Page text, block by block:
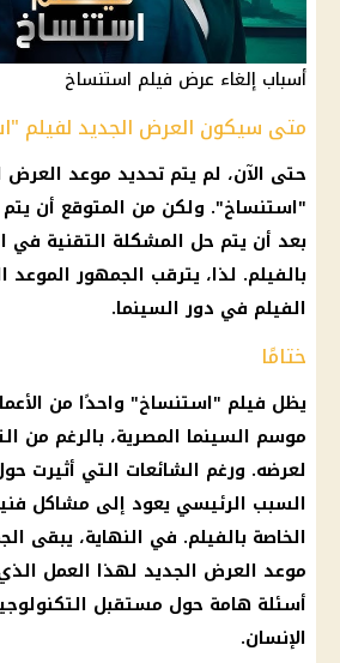
أسباب إلغاء عرض فيلم استنساخ
متى سيكون العرض الجديد لفيلم
حتى الآن، لم يتم تحديد موعد العرض
"استنساخ". ولكن من المتوقع أن يتم
بعد أن يتم حل المشكلة التقنية في
بالفيلم. لذا، يترقب الجمهور الموعد
الفيلم في دور السينما.
ختامًا
يظل فيلم "استنساخ" واحدًا من
موسم السينما المصرية، بالرغم من
لعرضه. ورغم الشائعات التي أثيرت
السبب الرئيسي يعود إلى مشاكل
الخاصة بالفيلم. في النهاية، يبقى
موعد العرض الجديد لهذا العمل
أسئلة هامة حول مستقبل
الإنسان.